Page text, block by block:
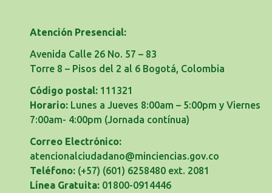
Atención Presencial:
Avenida Calle 26 No. 57 – 83
Torre 8 – Pisos del 2 al 6 Bogotá, Colombia
Código postal:111321
Horario:Lunes a Jueves 8:00am – 5:00pm y Viernes
7:00am- 4:00pm (Jornada contínua)
Correo Electrónico:
atencionalciudadano@minciencias.gov.co
Teléfono:(+57) (601) 6258480 ext. 2081
Línea Gratuita:01800-0914446